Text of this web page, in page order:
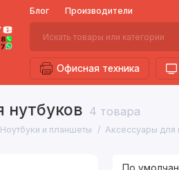
Блог Производители
Офисная техника
нутбуков 4 товара
Ноутбуки и планшеты Аксессуары для